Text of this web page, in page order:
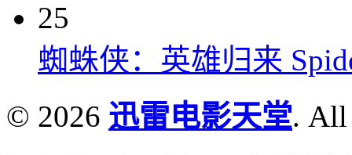
25
蜘蛛侠：英雄归来
© 2026 迅雷电影天堂. All